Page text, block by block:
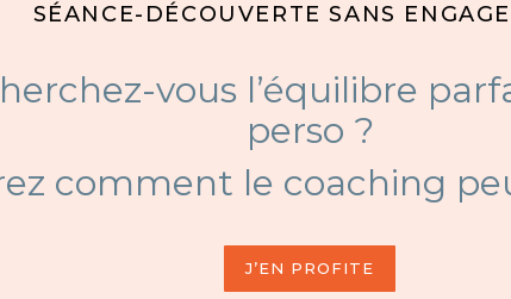
SÉANCE-DÉCOUVERTE SANS
vous l’équilibre
perso ?
comment le coaching
J’EN PROFITE